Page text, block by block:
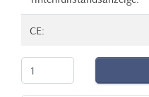
CE: